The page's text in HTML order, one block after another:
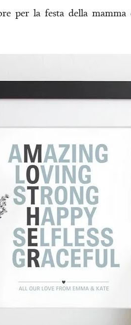
per la festa della